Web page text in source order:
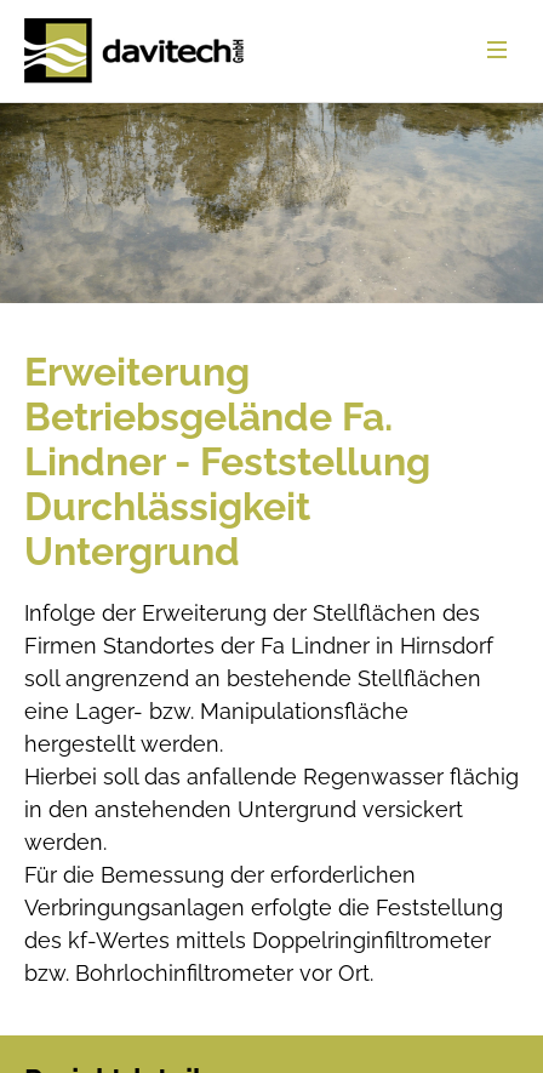
Startseite
Leistungen
Referenzen
Über uns
Jobs
Download
Kontakt
Erweiterung
Betriebsgelände Fa.
Lindner - Feststellung
Durchlässigkeit
Untergrund
Infolge der Erweiterung der Stellflächen des
Firmen Standortes der Fa Lindner in Hirnsdorf
soll angrenzend an bestehende Stellflächen
eine Lager- bzw. Manipulationsfläche
hergestellt werden.
Hierbei soll das anfallende Regenwasser flächig
in den anstehenden Untergrund versickert
werden.
Für die Bemessung der erforderlichen
Verbringungsanlagen erfolgte die Feststellung
des kf-Wertes mittels Doppelringinfiltrometer
bzw. Bohrlochinfiltrometer vor Ort.